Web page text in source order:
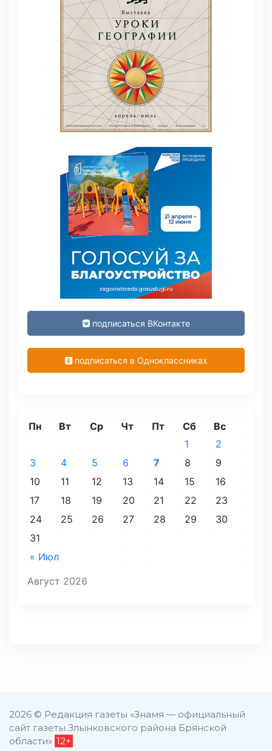
подписаться ВКонтакте
подписаться в Одноклассниках
Август 2026
Пн Вт Ср Чт Пт Сб Вс
« Июл
1
2
3
4 5 6 7 8
9
10
11 12 13 14 15
16
17
18 19 20 21 22
23
24
25 26 27 28 29
30
31
2026 © Редакция газеты «Знамя — официальный
сайт газеты Злынковского района Брянской
области» 12+